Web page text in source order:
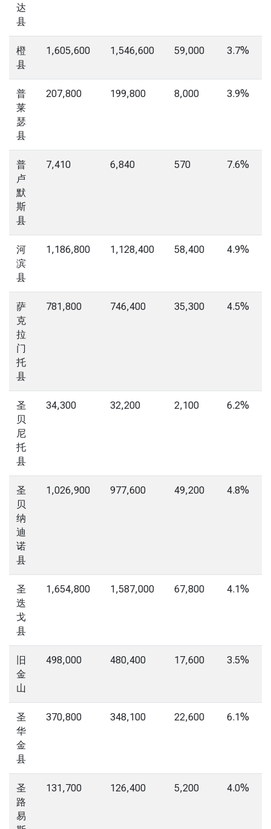
达
县
橙
县
1,605,600 1,546,600 59,000 3.7%
普
莱
瑟
县
207,800 199,800 8,000 3.9%
普
卢
默
斯
县
7,410 6,840 570 7.6%
河
滨
县
1,186,800 1,128,400 58,400 4.9%
萨
克
拉
门
托
县
781,800 746,400 35,300 4.5%
圣
贝
尼
托
县
34,300 32,200 2,100 6.2%
圣
贝
纳
迪
诺
县
1,026,900 977,600 49,200 4.8%
圣
迭
戈
县
1,654,800 1,587,000 67,800 4.1%
旧
金
山
498,000 480,400 17,600 3.5%
圣
华
金
县
370,800 348,100 22,600 6.1%
圣
路
易
131,700 126,400 5,200 4.0%